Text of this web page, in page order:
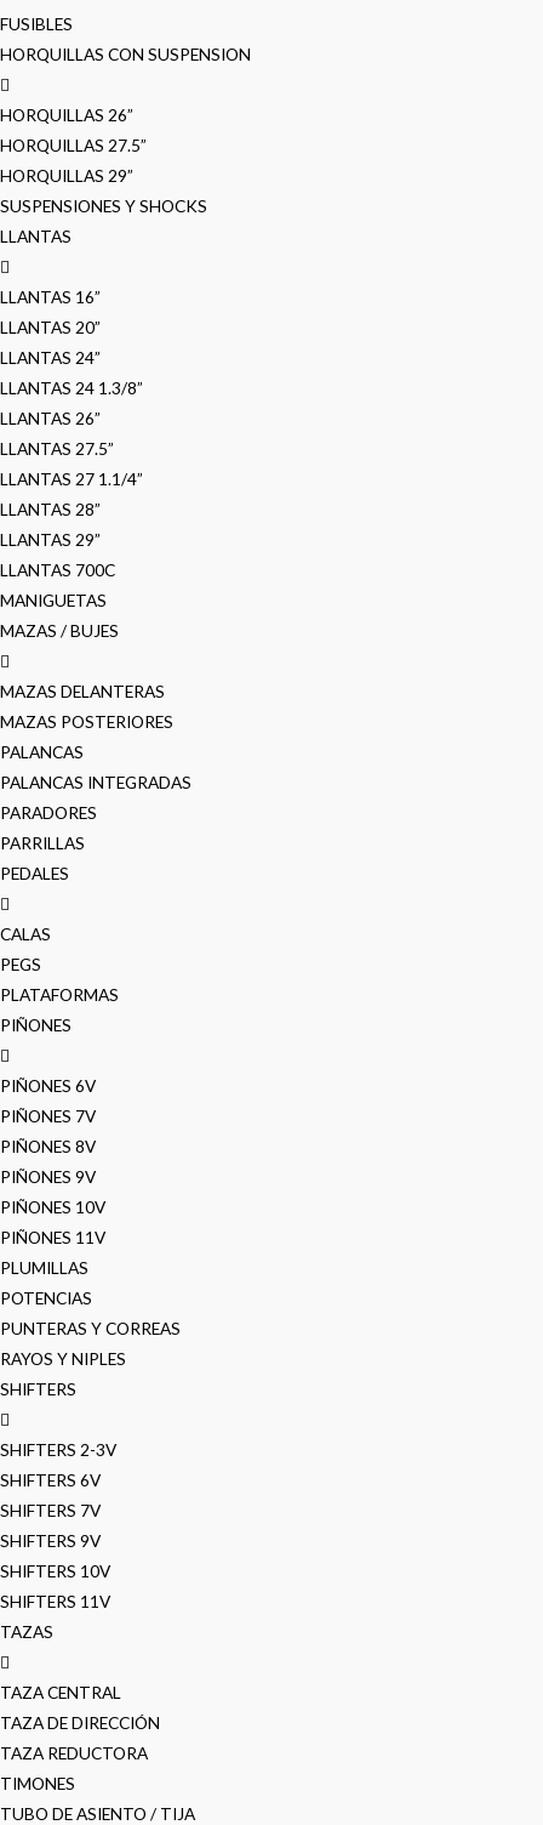
FUSIBLES
HORQUILLAS CON SUSPENSION
HORQUILLAS 26”
HORQUILLAS 27.5”
HORQUILLAS 29”
SUSPENSIONES Y SHOCKS
LLANTAS
LLANTAS 16”
LLANTAS 20”
LLANTAS 24”
LLANTAS 24 1.3/8”
LLANTAS 26”
LLANTAS 27.5”
LLANTAS 27 1.1/4”
LLANTAS 28”
LLANTAS 29”
LLANTAS 700C
MANIGUETAS
MAZAS / BUJES
MAZAS DELANTERAS
MAZAS POSTERIORES
PALANCAS
PALANCAS INTEGRADAS
PARADORES
PARRILLAS
PEDALES
CALAS
PEGS
PLATAFORMAS
PIÑONES
PIÑONES 6V
PIÑONES 7V
PIÑONES 8V
PIÑONES 9V
PIÑONES 10V
PIÑONES 11V
PLUMILLAS
POTENCIAS
PUNTERAS Y CORREAS
RAYOS Y NIPLES
SHIFTERS
SHIFTERS 2-3V
SHIFTERS 6V
SHIFTERS 7V
SHIFTERS 9V
SHIFTERS 10V
SHIFTERS 11V
TAZAS
TAZA CENTRAL
TAZA DE DIRECCIÓN
TAZA REDUCTORA
TIMONES
TUBO DE ASIENTO / TIJA